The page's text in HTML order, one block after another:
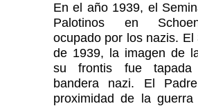
En el año 1939, el
Palotinos en
ocupado por los nazis. El
de 1939, la imagen de
su frontis fue
bandera nazi. El
proximidad de la